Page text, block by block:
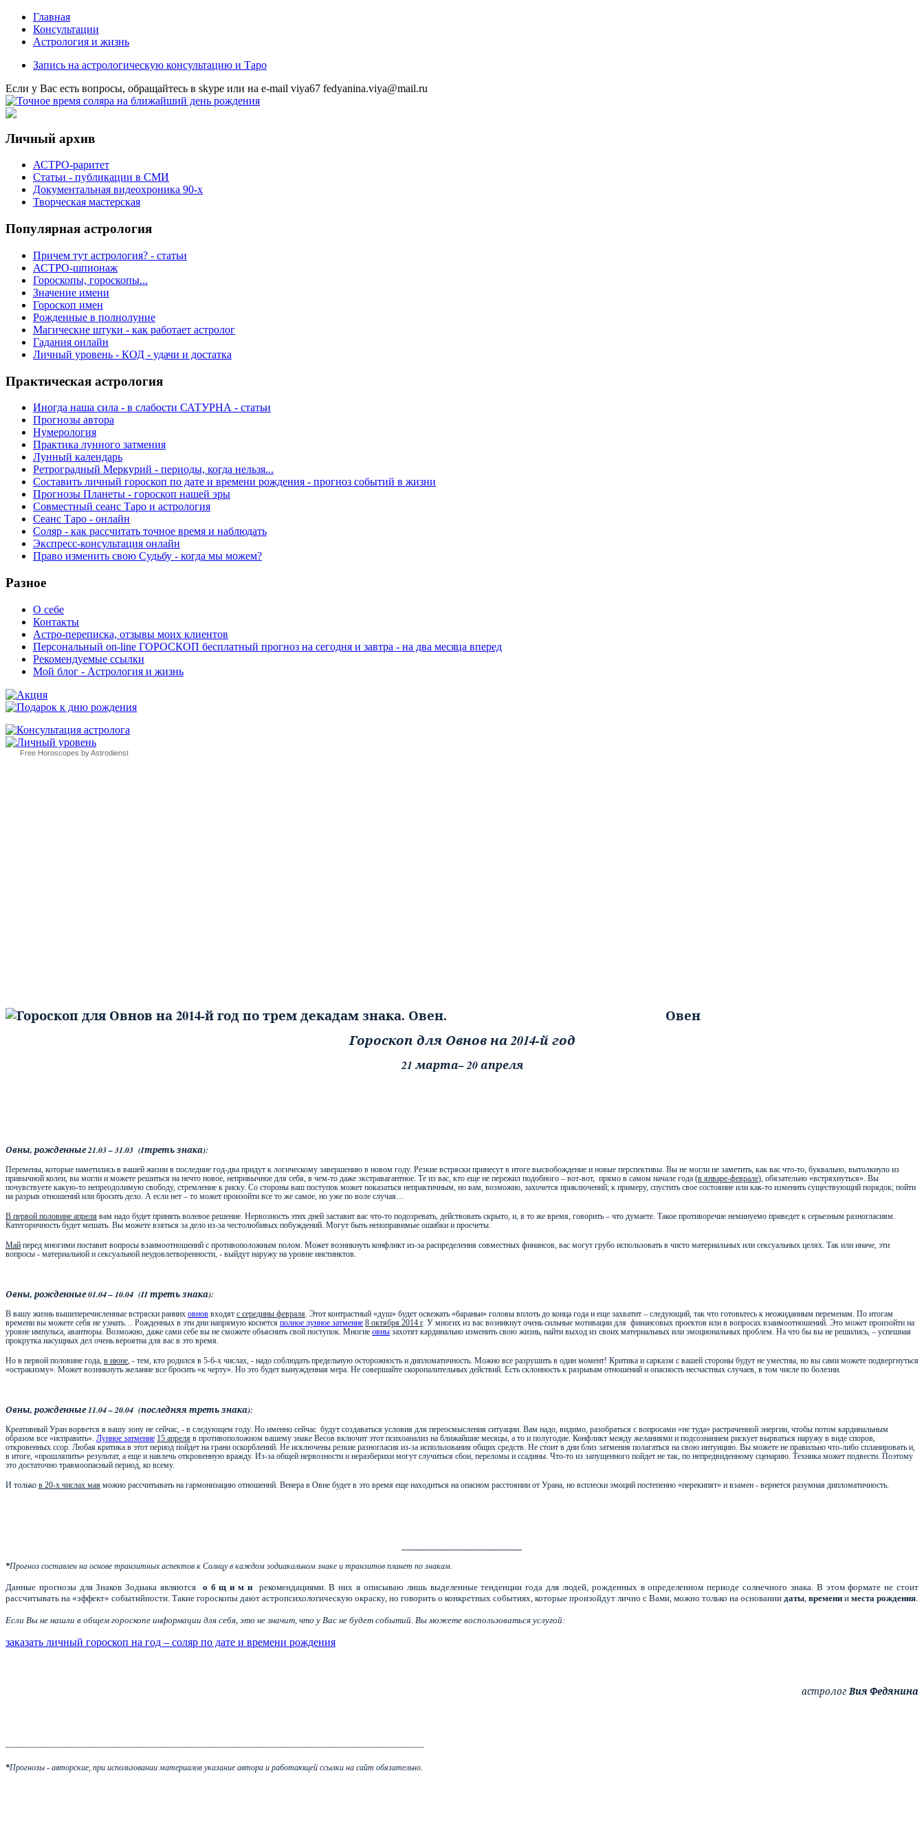
Главная
Консультации
Астрология и жизнь
Запись на астрологическую консультацию и Таро
Eсли у Вас есть вопросы, обращайтесь в skype или на e-mail viya67 fedyanina.viya@mail.ru
Личный архив
АСТРО-раритет
Cтатьи - публикации в СМИ
Документальная видеохроника 90-х
Творческая мастерская
Популярная астрология
Причем тут астрология? - статьи
АСТРО-шпионаж
Гороскопы, гороскопы...
Значение имени
Гороскоп имен
Рожденные в полнолуние
Магические штуки - как работает астролог
Гадания онлайн
Личный уровень - КОД - удачи и достатка
Практическая астрология
Иногда наша сила - в слабости САТУРНА - статьи
Прогнозы автора
Нумерология
Практика лунного затмения
Лунный календарь
Ретроградный Меркурий - периоды, когда нельзя...
Составить личный гороскоп по дате и времени рождения - прогноз событий в жизни
Прогнозы Планеты - гороскоп нашей эры
Совместный сеанс Таро и астрология
Сеанс Таро - онлайн
Соляр - как рассчитать точное время и наблюдать
Экспресс-консультация онлайн
Право изменить свою Судьбу - когда мы можем?
Разное
О себе
Контакты
Астро-переписка, отзывы моих клиентов
Персональный on-line ГОРОСКОП бесплатный прогноз на сегодня и завтра - на два месяца вперед
Рекомендуемые ссылки
Мой блог - Астрология и жизнь
Free Horoscopes by Astrodienst
Овен
Гороскоп для Овнов на 2014-й год
21 марта– 20 апреля
Овны, рожденные 21.03 – 31.03 (Iтреть знака):
Перемены, которые наметились в вашей жизни в последние год-два придут к логическому завершению в новом году. Резкие встряски принесут в итоге высвобождение и новые перспективы. Вы не могли не заметить, как вас что-то, буквально, вытолкнуло из
привычной колеи, вы могли и можете решиться на нечто новое, непривычное для себя, в чем-то даже экстравагантное. Те из вас, кто еще не пережил подобного – вот-вот, прямо в самом начале года (в январе-феврале), обязательно «встряхнуться». Вы
почувствуете какую-то непреодолимую свободу, стремление к риску. Со стороны ваш поступок может показаться непрактичным, но вам, возможно, захочется приключений; к примеру, спустить свое состояние или как-то изменить существующий порядок; пойти
на разрыв отношений или бросить дело. А если нет – то может произойти все то же самое, но уже по воле случая…
В первой половине апреля вам надо будет принять волевое решение. Нервозность этих дней заставит вас что-то подозревать, действовать скрыто, и, в то же время, говорить – что думаете. Такое противоречие неминуемо приведет к серьезным разногласиям.
Категоричность будет мешать. Вы можете взяться за дело из-за честолюбивых побуждений. Могут быть непоправимые ошибки и просчеты.
Май перед многими поставит вопросы взаимоотношений с противоположным полом. Может возникнуть конфликт из-за распределения совместных финансов, вас могут грубо использовать в чисто материальных или сексуальных целях. Так или иначе, эти
вопросы - материальной и сексуальной неудовлетворенности, - выйдут наружу на уровне инстинктов.
Овны, рожденные 01.04 – 10.04 (IIтреть знака):
В вашу жизнь вышеперечисленные встряски ранних овнов входят с середины февраля . Этот контрастный «душ» будет освежать «бараньи» головы вплоть до конца года и еще захватит – следующий, так что готовьтесь к неожиданным переменам. По итогам
времени вы можете себя не узнать… Рожденных в эти дни напрямую коснется полное лунное затмение 8 октября 2014 г. У многих из вас возникнут очень сильные мотивации для финансовых проектов или в вопросах взаимоотношений. Это может произойти на
уровне импульса, авантюры. Возможно, даже сами себе вы не сможете объяснить свой поступок. Многие овны захотят кардинально изменить свою жизнь, найти выход из своих материальных или эмоциональных проблем. На что бы вы не решились, – успешная
прокрутка насущных дел очень вероятна для вас в это время.
Но в первой половине года, в июне , - тем, кто родился в 5-6-х числах, - надо соблюдать предельную осторожность и дипломатичность. Можно все разрушить в один момент! Критика и сарказм с вашей стороны будут не уместны, но вы сами можете подвергнуться
«остракизму». Может возникнуть желание все бросить «к черту». Но это будет вынужденная мера. Не совершайте скоропалительных действий. Есть склонность к разрывам отношений и опасность несчастных случаев, в том числе по болезни.
Овны, рожденные 11.04 – 20.04 (последняя треть знака):
Креативный Уран ворвется в вашу зону не сейчас, - в следующем году. Но именно сейчас будут создаваться условия для переосмысления ситуации. Вам надо, видимо, разобраться с вопросами «не туда» растраченной энергии, чтобы потом кардинальным
образом все «исправить». Лунное затмение 15 апреля в противоположном вашему знаке Весов включит этот психоанализ на ближайшие месяцы, а то и полугодие. Конфликт между желаниями и подсознанием рискует вырваться наружу в виде споров,
откровенных ссор. Любая критика в этот период пойдет на грани оскорблений. Не исключены резкие разногласия из-за использования общих средств. Не стоит в дни близ затмения полагаться на свою интуицию. Вы можете не правильно что-либо спланировать и,
в итоге, «прошляпить» результат, а еще и навлечь откровенную вражду. Из-за общей нервозности и неразберихи могут случиться сбои, переломы и ссадины. Что-то из запущенного пойдет не так, по непредвиденному сценарию. Техника может подвести. Поэтому
это достаточно травмоопасный период, ко всему.
И только в 20-х числах мая можно рассчитывать на гармонизацию отношений. Венера в Овне будет в это время еще находиться на опасном расстоянии от Урана, но всплески эмоций постепенно «перекипят» и взамен - вернется разумная дипломатичность.
*Прогноз составлен на основе транзитных аспектов к Солнцу в каждом зодиакальном знаке и транзитов планет по знакам.
Данные прогнозы для Знаков Зодиака являются о б щ и м и рекомендациями. В них я описываю лишь выделенные тенденции года для людей, рожденных в определенном периоде солнечного знака. В этом формате не стоит
рассчитывать на «эффект» событийности. Такие гороскопы дают астропсихологическую окраску, но говорить о конкретных событиях, которые произойдут лично с Вами, можно только на основании даты времени и места рождения
Если Вы не нашли в общем гороскопе информации для себя, это не значит, что у Вас не будет событий. Вы можете воспользоваться услугой:
заказать личный гороскоп на год – соляр по дате и времени рождения
астрологВия Федянина
*Прогнозы - авторские, при использовании материалов указание автора и работающей ссылки на сайт обязательно.